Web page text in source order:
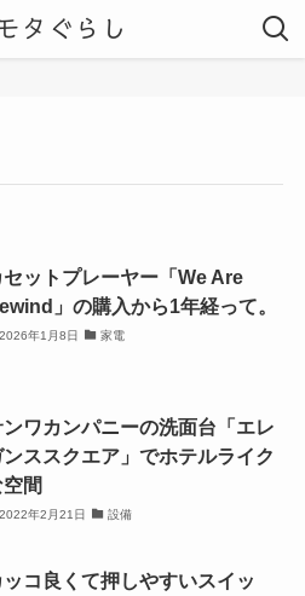
タぐらし
セットプレーヤー「We Are
」の購入から1年経って。
2026年1月8日 家電
ワカンパニーの洗面台「エレ
ンススクエア」でホテルライク
間
2022年2月21日 設備
ッコ良くて押しやすいスイッ